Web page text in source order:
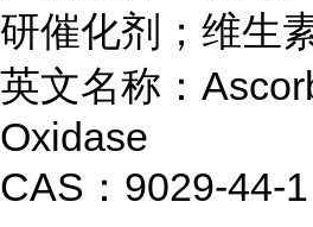
研催化剂；维生
英文名称：
Oxidase
CAS：9029-44-1